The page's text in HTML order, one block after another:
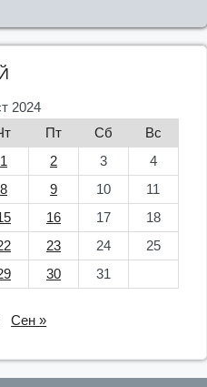
2024
Пт Сб
Вс
1
2 3
4
8 9 10
11
16 17
18
23 24
25
30 31
Сен »